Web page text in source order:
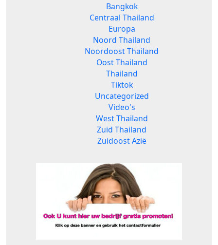
Bangkok
Centraal Thailand
Europa
Noord Thailand
Noordoost Thailand
Oost Thailand
Thailand
Tiktok
Uncategorized
Video's
West Thailand
Zuid Thailand
Zuidoost Azië